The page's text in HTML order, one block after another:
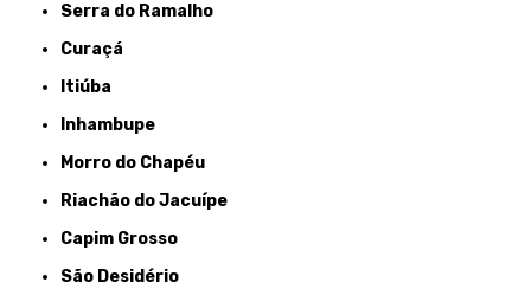
Serra do Ramalho
Curaçá
Itiúba
Inhambupe
Morro do Chapéu
Riachão do Jacuípe
Capim Grosso
São Desidério